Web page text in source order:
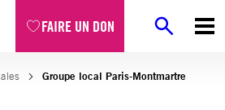
FAIRE UN DON
Groupe local Paris-Montmartre